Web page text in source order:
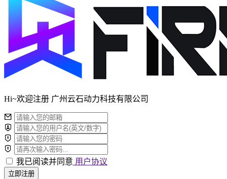
Hi~欢迎注册 广州云石动力科技有限公司
我已阅读并同意 用户协议
立即注册